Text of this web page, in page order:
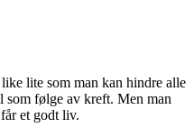
lite som man kan hindre alle
følge av kreft. Men man
et godt liv.